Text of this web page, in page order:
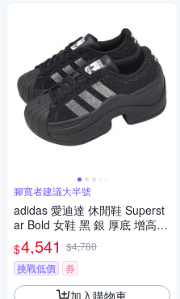
腳寬者建議大半號
adidas 愛迪達 休閒鞋 Superst
ar Bold 女鞋 黑 銀 厚底 增高
復古 貝殼鞋 IH1663
$4,541 $4,780
挑戰低價
券
加入購物車